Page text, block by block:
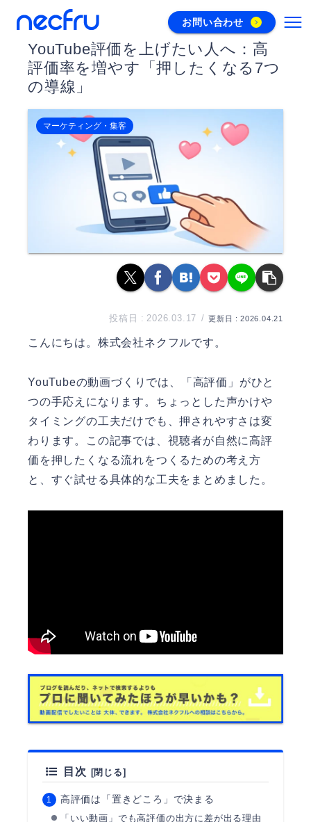
お問い合わせ
YouTube評価を上げたい人へ：高
評価率を増やす「押したくなる7つ
の導線」
マーケティング・集客
2026.03.17 2026.04.21
こんにちは。 株式会社ネクフルです。
YouTubeの動画づくりでは、「高評価」がひと
つの手応えになります。ちょっとした声かけや
タイミングの工夫だけでも、押されやすさは変
わります。この記事では、視聴者が自然に高評
価を押したくなる流れをつくるための考え方
と、すぐ試せる具体的な工夫をまとめました。
目次
高評価は「置きどころ」で決まる
「いい動画」でも高評価の出方に差が出る理由